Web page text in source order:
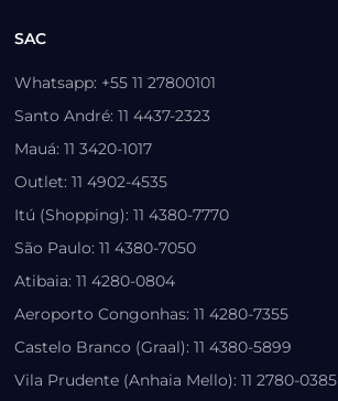
SAC
Whatsapp: +55 11 27800101
Santo André: 11 4437-2323
Mauá: 11 3420-1017
Outlet: 11 4902-4535
Itú (Shopping): 11 4380-7770
São Paulo: 11 4380-7050
Atibaia: 11 4280-0804
Aeroporto Congonhas: 11 4280-7355
Castelo Branco (Graal): 11 4380-5899
Vila Prudente (Anhaia Mello): 11 2780-0385